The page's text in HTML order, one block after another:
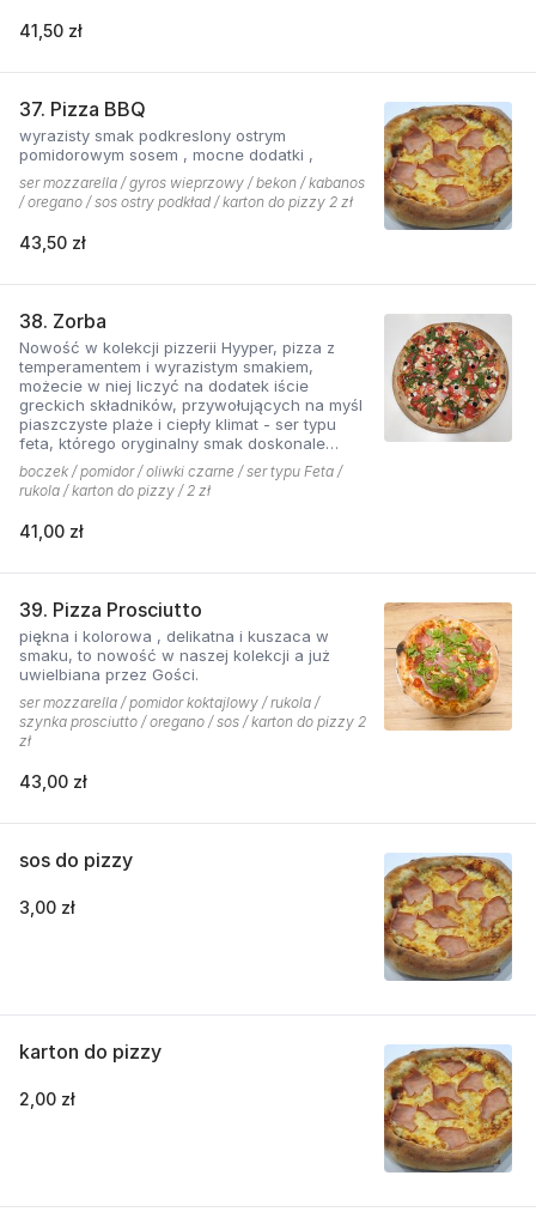
41,50 zł
37. Pizza BBQ
wyrazisty smak podkreslony ostrym
pomidorowym sosem , mocne dodatki ,
ser mozzarella / gyros wieprzowy / bekon / kabanos
/ oregano / sos ostry podkład / karton do pizzy 2 zł
43,50 zł
38. Zorba
Nowość w kolekcji pizzerii Hyyper, pizza z
temperamentem i wyrazistym smakiem,
możecie w niej liczyć na dodatek iście
greckich składników, przywołujących na myśl
piaszczyste plaże i ciepły klimat - ser typu
feta, którego oryginalny smak doskonale
współgra z przypieczoną czerwoną cebulką,
a także oliwki czarne, które nadają pizzy
wyjątkowo greckiego charakteru, wszystko to
grillowanego boczku. Jest to pizza dla
boją się poznawać nowych połączeń.
boczek / pomidor / oliwki czarne / ser typu Feta /
rukola / karton do pizzy / 2 zł
41,00 zł
39. Pizza Prosciutto
piękna i kolorowa , delikatna i kuszaca w
smaku, to nowość w naszej kolekcji a już
uwielbiana przez Gości.
ser mozzarella / pomidor koktajlowy / rukola /
szynka prosciutto / oregano / sos / karton do pizzy 2
zł
43,00 zł
sos do pizzy
3,00 zł
karton do pizzy
2,00 zł